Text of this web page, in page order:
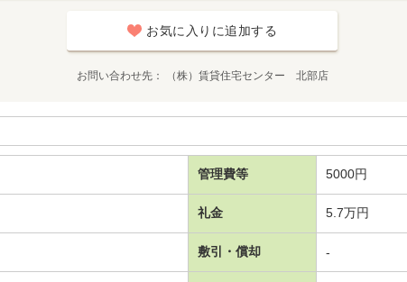
お気に入りに追加する
お問い合わせ先 （株）賃貸住宅センター 北部店
管理費等 5000円
礼金 5.7万円
敷引・償却 -